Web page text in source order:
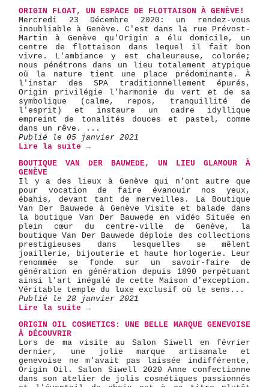
ORIGIN FLOAT, UN ESPACE DE FLOTTAISON À GENÈVE!
Mercredi 23 Décembre 2020: un rendez-vous
inoubliable à Genève. C'est dans la rue Prévost-
Martin à Genève qu'Origin a élu domicile, un
centre de flottaison dans lequel il fait bon
vivre. L'ambiance y est chaleureuse, colorée;
nous pénétrons dans un lieu totalement atypique
où la nature tient une place prédominante. À
l'instar des SPA traditionnellement épurés,
Origin privilégie l'harmonie du vert et de sa
symbolique (calme, repos, tranquillité de
l'esprit) et instaure un cadre idyllique
empreint de tonalités douces et pastel, comme
dans un rêve. ...
Publié le 05 janvier 2021
Lire la suite →
BOUTIQUE VAN DER BAUWEDE, UN LIEU GLAMOUR À
GENÈVE
Il y a des lieux à Genève qui n'ont autre que
pour vocation de faire évanouir nos yeux,
ébahis, devant tant de merveilles. La Boutique
Van Der Bauwede à Genève Visite et balade dans
la boutique Van Der Bauwede en vidéo Située en
plein cœur du centre-ville de Genève, la
boutique Van Der Bauwede déploie des collections
prestigieuses dans lesquelles se mêlent
joaillerie, bijouterie et haute horlogerie. Leur
renommée se fonde sur un savoir-faire de
génération en génération depuis 1890 perpétuant
ainsi l'art inégalé de cette Maison d'exception.
Véritable temple du luxe exclusif où le sens...
Publié le 28 janvier 2021
Lire la suite →
ORIGIN OIL COSMETICS: UNE BELLE MARQUE GENEVOISE
À DÉCOUVRIR
Lors de ma visite au Salon Siwell en février
dernier, une jolie marque artisanale et
genevoise ne m'avait pas laissée indifférente,
Origin Oil. Salon Siwell 2020 Anne confectionne
dans son atelier de jolis cosmétiques passionnés